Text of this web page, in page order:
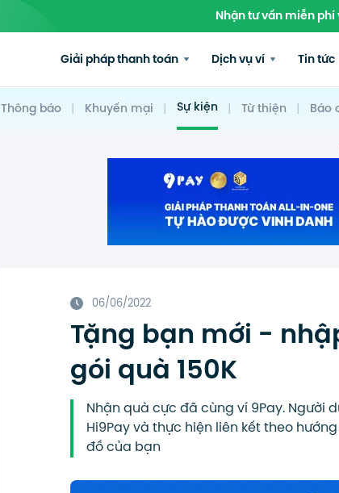
Nhận tư vấn miễn
Giải pháp thanh toán Dịch vụ ví Tin tức
Thông báo | Khuyến mại | Sự kiện | Từ thiện | Báo
06/06/2022
Tặng bạn mới -
gói quà 150K
Nhận quà cực đã cùng ví 9Pay. Người
Hi9Pay và thực hiện liên kết theo
đồ của bạn